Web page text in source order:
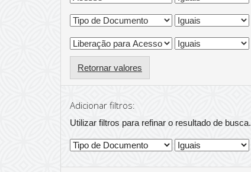
Retornar valores
Adicionar filtros:
Utilizar filtros para refinar o resultado de busca.